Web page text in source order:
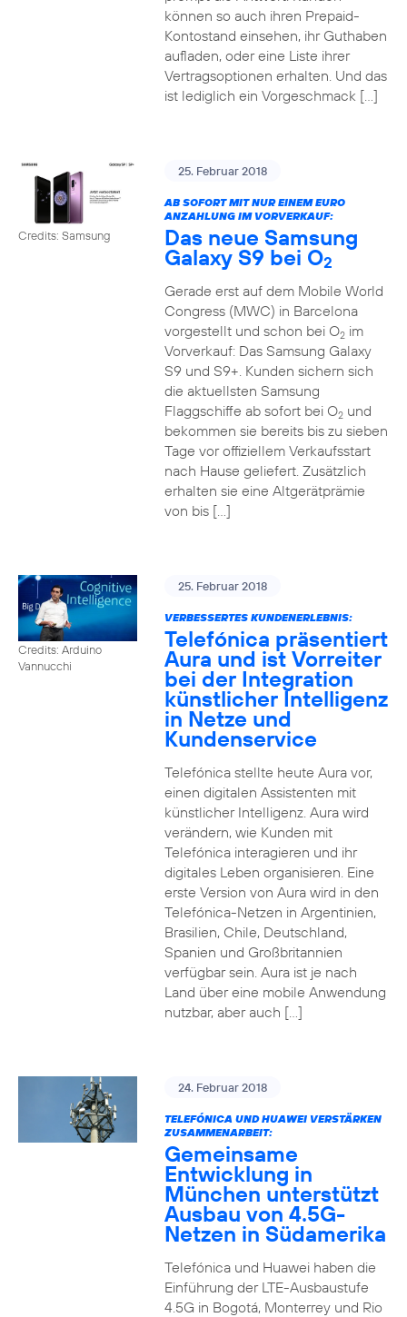
können so auch ihren Prepaid-
Kontostand einsehen, ihr Guthaben
aufladen, oder eine Liste ihrer
Vertragsoptionen erhalten. Und das
ist lediglich ein Vorgeschmack […]
Credits: Samsung
25. Februar 2018
AB SOFORT MIT NUR EINEM EURO
ANZAHLUNG IM VORVERKAUF:
Das neue Samsung
Galaxy S9 bei O2
Gerade erst auf dem Mobile World
Congress (MWC) in Barcelona
vorgestellt und schon bei O2im
Vorverkauf: Das Samsung Galaxy
S9 und S9+. Kunden sichern sich
die aktuellsten Samsung
Flaggschiffe ab sofort bei O2und
bekommen sie bereits bis zu sieben
Tage vor offiziellem Verkaufsstart
nach Hause geliefert. Zusätzlich
erhalten sie eine Altgerätprämie
von bis […]
Credits: Arduino
Vannucchi
25. Februar 2018
VERBESSERTES KUNDENERLEBNIS:
Telefónica präsentiert
Aura und ist Vorreiter
bei der Integration
künstlicher Intelligenz
in Netze und
Kundenservice
Telefónica stellte heute Aura vor,
einen digitalen Assistenten mit
künstlicher Intelligenz. Aura wird
verändern, wie Kunden mit
Telefónica interagieren und ihr
digitales Leben organisieren. Eine
erste Version von Aura wird in den
Telefónica-Netzen in Argentinien,
Brasilien, Chile, Deutschland,
Spanien und Großbritannien
verfügbar sein. Aura ist je nach
Land über eine mobile Anwendung
nutzbar, aber auch […]
24. Februar 2018
TELEFÓNICA UND HUAWEI VERSTÄRKEN
ZUSAMMENARBEIT:
Gemeinsame
Entwicklung in
München unterstützt
Ausbau von 4.5G-
Netzen in Südamerika
Telefónica und Huawei haben die
Einführung der LTE-Ausbaustufe
4.5G in Bogotá, Monterrey und Rio